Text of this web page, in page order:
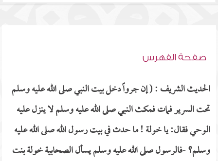
صفحة الفهرس
الحديث الشريف : ( إن جرواً دخل بيت النبي صلى الله عليه وسلم
تحت السرير فمات فمكث النبي صلى الله عليه وسلم لا ينزل عليه
الوحي فقال: يا خولة ! ما حدث في بيت رسول الله صلى الله عليه
وسلم؟ -فالرسول صلى الله عليه وسلم يسأل الصحابية خولة بنت